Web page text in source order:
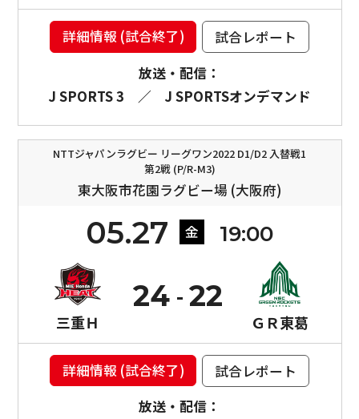
詳細情報 (試合終了)
試合レポート
放送・配信：
J SPORTS 3
／ J SPORTSオンデマンド
NTTジャパンラグビー リーグワン2022 D1/D2 入替戦1
第2戦 (P/R-M3)
東大阪市花園ラグビー場 (大阪府)
05.27 金 19:00
三重Ｈ
24
ＧＲ東葛
22
詳細情報 (試合終了)
試合レポート
放送・配信：